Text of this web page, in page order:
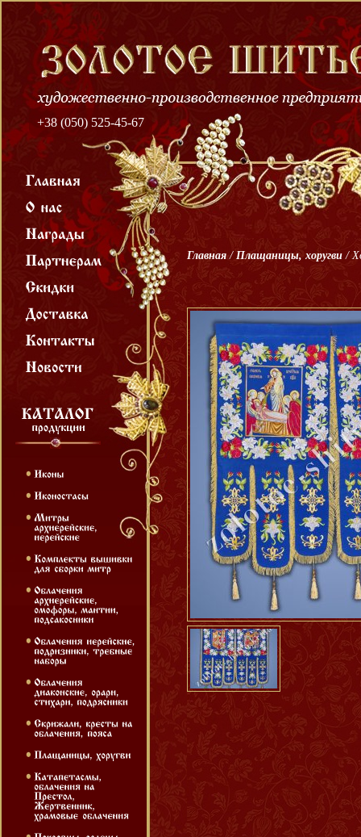
+38 (050) 525-45-67
Главная / Плащаницы, хоругви /